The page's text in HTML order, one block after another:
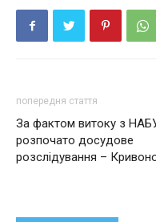
попередня стаття
За фактом витоку з
розпочато досудове
розслідування –